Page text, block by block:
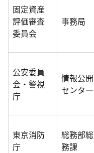
固定資産
評価審査
委員会
事務局
公安委員
会・警視
庁
情報公開
センター
東京消防
庁
総務部総
務課